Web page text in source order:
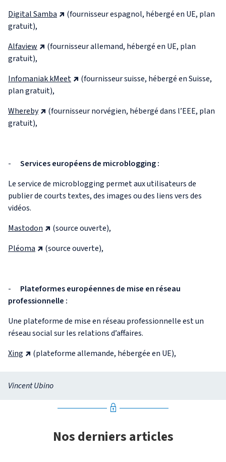
Digital Samba
(fournisseur espagnol, hébergé en UE, plan
gratuit),
Alfaview
(fournisseur allemand, hébergé en UE, plan
gratuit),
Infomaniak kMeet
(fournisseur suisse, hébergé en Suisse,
plan gratuit),
Whereby
(fournisseur norvégien, hébergé dans l’EEE, plan
gratuit),
- Services européens de microblogging :
Le service de microblogging permet aux utilisateurs de
publier de courts textes, des images ou des liens vers des
vidéos.
Mastodon
(source ouverte),
Pléoma
(source ouverte),
- Plateformes européennes de mise en réseau
professionnelle :
Une plateforme de mise en réseau professionnelle est un
réseau social sur les relations d’affaires.
Xing
(plateforme allemande, hébergée en UE),
Vincent Ubino
Nos derniers articles